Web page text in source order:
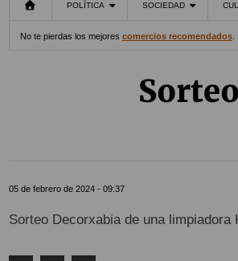
POLÍTICA SOCIEDAD
No te pierdas los mejores comercios recomendados
05 de febrero de 2024 - 09:37
Sorteo Decorxabia de una limpiadora